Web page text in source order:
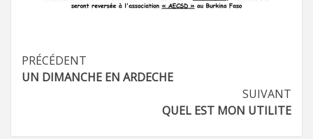
Navigation
PRÉCÉDENT
UN DIMANCHE EN ARDECHE
SUIVANT
QUEL EST MON UTILITE